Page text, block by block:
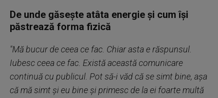
De unde găseşte atâta energie și cum își
păstrează forma fizică
"Mă bucur de ceea ce fac. Chiar asta e răspunsul.
Iubesc ceea ce fac. Există această comunicare
continuă cu publicul. Pot să-i văd că se simt bine, aşa
că mă simt şi eu bine şi primesc de la ei foarte multă